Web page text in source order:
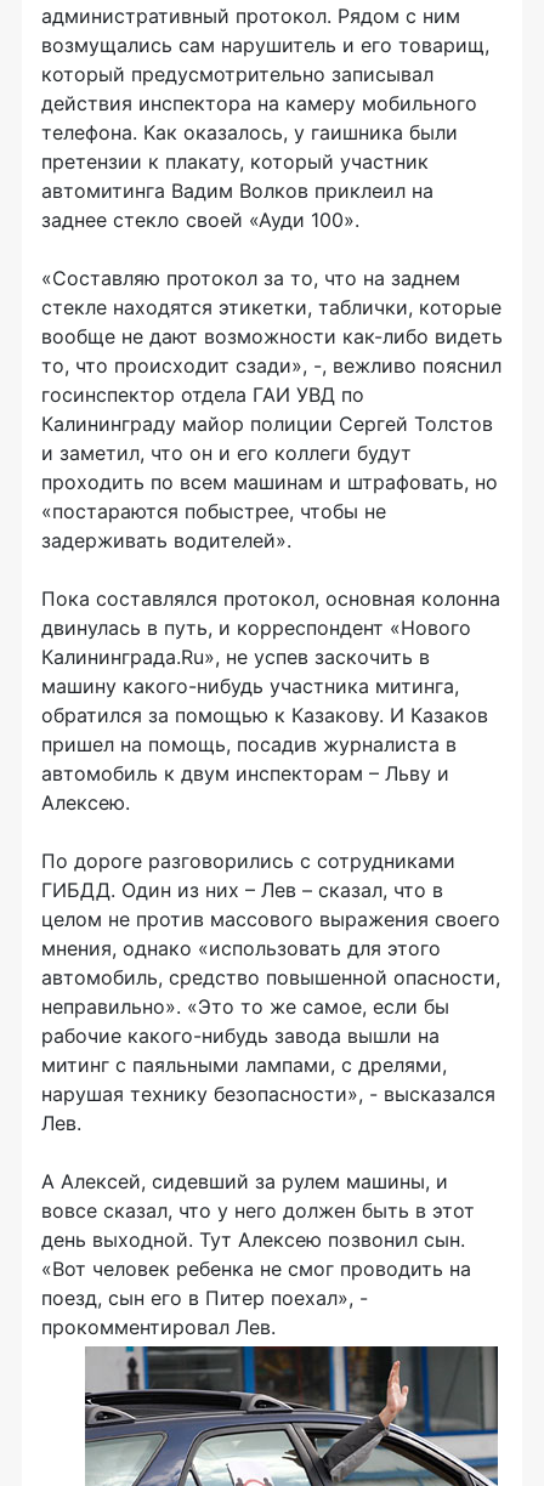
административный протокол. Рядом с ним
возмущались сам нарушитель и его товарищ,
который предусмотрительно записывал
действия инспектора на камеру мобильного
телефона. Как оказалось, у гаишника были
претензии к плакату, который участник
автомитинга Вадим Волков приклеил на
заднее стекло своей «Ауди 100».
«Составляю протокол за то, что на заднем
стекле находятся этикетки, таблички, которые
вообще не дают возможности как-либо видеть
то, что происходит сзади», -, вежливо пояснил
госинспектор отдела ГАИ УВД по
Калининграду майор полиции Сергей Толстов
и заметил, что он и его коллеги будут
проходить по всем машинам и штрафовать, но
«постараются побыстрее, чтобы не
задерживать водителей».
Пока составлялся протокол, основная колонна
двинулась в путь, и корреспондент «Нового
Калининграда.Ru», не успев заскочить в
машину какого-нибудь участника митинга,
обратился за помощью к Казакову. И Казаков
пришел на помощь, посадив журналиста в
автомобиль к двум инспекторам – Льву и
Алексею.
По дороге разговорились с сотрудниками
ГИБДД. Один из них – Лев – сказал, что в
целом не против массового выражения своего
мнения, однако «использовать для этого
автомобиль, средство повышенной опасности,
неправильно». «Это то же самое, если бы
рабочие какого-нибудь завода вышли на
митинг с паяльными лампами, с дрелями,
нарушая технику безопасности», - высказался
Лев.
А Алексей, сидевший за рулем машины, и
вовсе сказал, что у него должен быть в этот
день выходной. Тут Алексею позвонил сын.
«Вот человек ребенка не смог проводить на
поезд, сын его в Питер поехал», -
прокомментировал Лев.